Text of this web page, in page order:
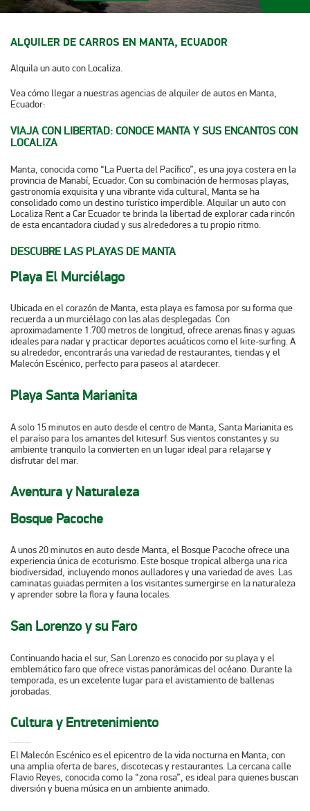
ALQUILER DE CARROS EN MANTA, ECUADOR
Alquila un auto con Localiza.
Vea cómo llegar a nuestras agencias de alquiler de autos en Manta,
Ecuador:​​​​
VIAJA CON LIBERTAD: CONOCE MANTA Y SUS ENCANTOS CON
LOCALIZA
Manta, conocida como “La Puerta del Pacífico”, es una joya costera en la
provincia de Manabí, Ecuador. Con su combinación de hermosas playas,
gastronomía exquisita y una vibrante vida cultural, Manta se ha
consolidado como un destino turístico imperdible. Alquilar un auto con
Localiza Rent a Car Ecuador te brinda la libertad de explorar cada rincón
de esta encantadora ciudad y sus alrededores a tu propio ritmo.​
DESCUBRE LAS PLAYAS DE MANTA
Playa El Murciélago
Ubicada en el corazón de Manta, esta playa es famosa por su forma que
recuerda a un murciélago con las alas desplegadas. Con
aproximadamente 1.700 metros de longitud, ofrece arenas finas y aguas
ideales para nadar y practicar deportes acuáticos como el kite-surfing. A
su alrededor, encontrarás una variedad de restaurantes, tiendas y el
Malecón Escénico, perfecto para paseos al atardecer. ​
Playa Santa Marianita
A solo 15 minutos en auto desde el centro de Manta, Santa Marianita es
el paraíso para los amantes del kitesurf. Sus vientos constantes y su
ambiente tranquilo la convierten en un lugar ideal para relajarse y
disfrutar del mar. ​
Aventura y Naturaleza
Bosque Pacoche
A unos 20 minutos en auto desde Manta, el Bosque Pacoche ofrece una
experiencia única de ecoturismo. Este bosque tropical alberga una rica
biodiversidad, incluyendo monos aulladores y una variedad de aves. Las
caminatas guiadas permiten a los visitantes sumergirse en la naturaleza
y aprender sobre la flora y fauna locales. ​
San Lorenzo y su Faro
Continuando hacia el sur, San Lorenzo es conocido por su playa y el
emblemático faro que ofrece vistas panorámicas del océano. Durante la
temporada, es un excelente lugar para el avistamiento de ballenas
jorobadas. ​
Cultura y Entretenimiento
El Malecón Escénico es el epicentro de la vida nocturna en Manta, con
una amplia oferta de bares, discotecas y restaurantes. La cercana calle
Flavio Reyes, conocida como la “zona rosa”, es ideal para quienes buscan
diversión y buena música en un ambiente animado. ​